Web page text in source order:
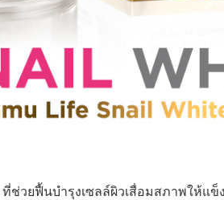
ที่ช่วยฟื้นบำรุงเซลล์ผิวเสื่อมสภาพให้